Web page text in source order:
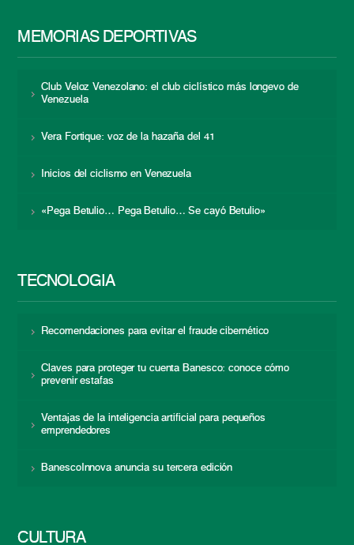
MEMORIAS DEPORTIVAS
Club Veloz Venezolano: el club ciclístico más longevo de
Venezuela
Vera Fortique: voz de la hazaña del 41
Inicios del ciclismo en Venezuela
«Pega Betulio… Pega Betulio… Se cayó Betulio»
TECNOLOGÍA
Recomendaciones para evitar el fraude cibernético
Claves para proteger tu cuenta Banesco: conoce cómo
prevenir estafas
Ventajas de la inteligencia artificial para pequeños
emprendedores
BanescoInnova anuncia su tercera edición
CULTURA